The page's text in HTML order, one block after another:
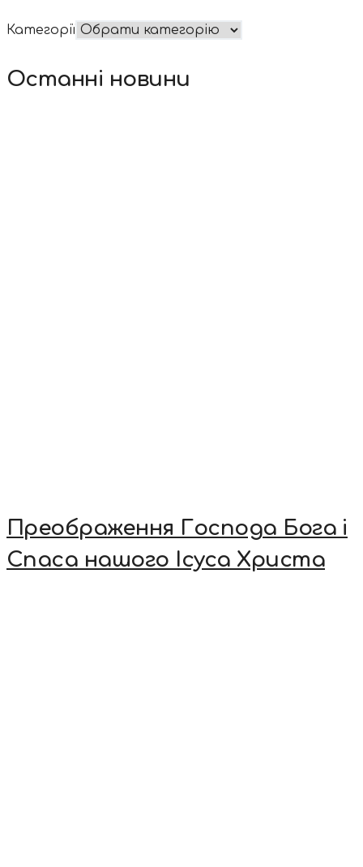
Категорії
Останні новини
Преображення Господа Бога і
Спаса нашого Ісуса Христа